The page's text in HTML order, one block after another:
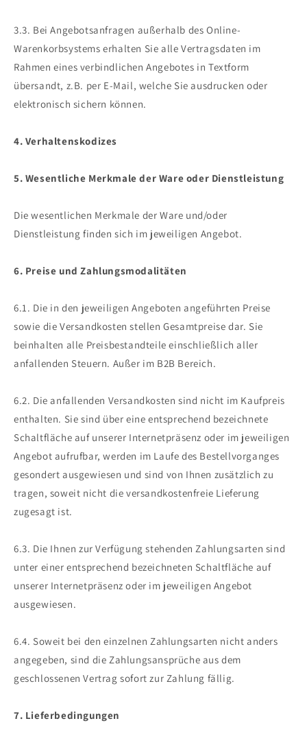
3.3. Bei Angebotsanfragen außerhalb des Online-
Warenkorbsystems erhalten Sie alle Vertragsdaten im
Rahmen eines verbindlichen Angebotes in Textform
übersandt, z.B. per E-Mail, welche Sie ausdrucken oder
elektronisch sichern können.
4. Verhaltenskodizes
5. Wesentliche Merkmale der Ware oder Dienstleistung
Die wesentlichen Merkmale der Ware und/oder
Dienstleistung finden sich im jeweiligen Angebot.
6. Preise und Zahlungsmodalitäten
6.1. Die in den jeweiligen Angeboten angeführten Preise
sowie die Versandkosten stellen Gesamtpreise dar. Sie
beinhalten alle Preisbestandteile einschließlich aller
anfallenden Steuern. Außer im B2B Bereich.
6.2. Die anfallenden Versandkosten sind nicht im Kaufpreis
enthalten. Sie sind über eine entsprechend bezeichnete
Schaltfläche auf unserer Internetpräsenz oder im jeweiligen
Angebot aufrufbar, werden im Laufe des Bestellvorganges
gesondert ausgewiesen und sind von Ihnen zusätzlich zu
tragen, soweit nicht die versandkostenfreie Lieferung
zugesagt ist.
6.3. Die Ihnen zur Verfügung stehenden Zahlungsarten sind
unter einer entsprechend bezeichneten Schaltfläche auf
unserer Internetpräsenz oder im jeweiligen Angebot
ausgewiesen.
6.4. Soweit bei den einzelnen Zahlungsarten nicht anders
angegeben, sind die Zahlungsansprüche aus dem
geschlossenen Vertrag sofort zur Zahlung fällig.
7. Lieferbedingungen